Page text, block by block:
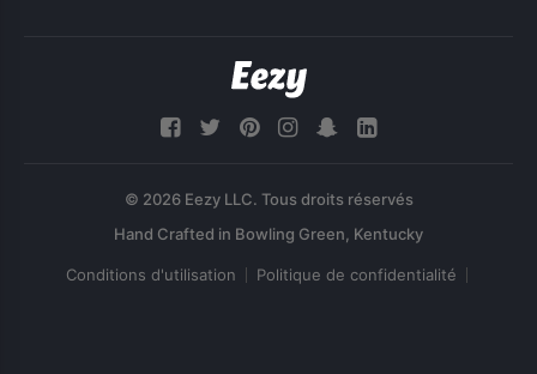
© 2026 Eezy LLC. Tous droits réservés
Conditions d'utilisation Politique de confidentialité